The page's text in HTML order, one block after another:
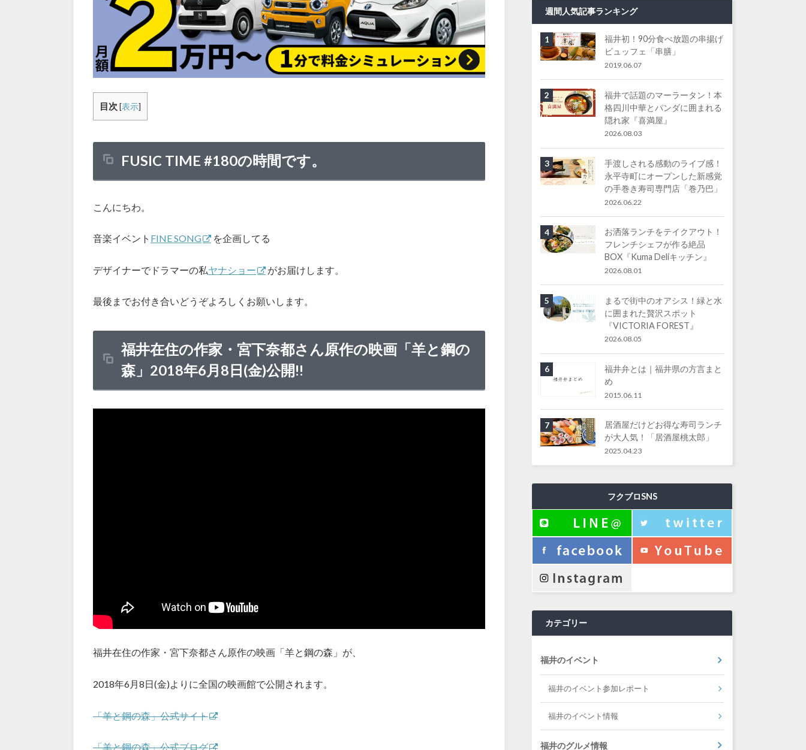
目次 [表示]
FUSIC TIME #180の時間です。
こんにちわ。
音楽イベント FINE SONG を企画してる
デザイナーでドラマーの私ヤナショー がお届けします。
最後までお付き合いどうぞよろしくお願いします。
福井在住の作家・宮下奈都さん原作の映画「羊と鋼の
森」2018年6月8日(金)公開!!
福井在住の作家・宮下奈都さん原作の映画「羊と鋼の森」が、
2018年6月8日(金)よりに全国の映画館で公開されます。
「羊と鋼の森」公式サイト
「羊と鋼の森」公式ブログ
週間人気記事ランキング
1
福井初！90分食べ放題の串揚げ
ビュッフェ「串膳」
2019.06.07
2
福井で話題のマーラータン！本
格四川中華とパンダに囲まれる
隠れ家『喜満屋』
2026.08.03
3
手渡しされる感動のライブ感！
永平寺町にオープンした新感覚
の手巻き寿司専門店「巻乃巴」
2026.06.22
4
お洒落ランチをテイクアウト！
フレンチシェフが作る絶品
BOX『Kuma Deliキッチン』
2026.08.01
5
まるで街中のオアシス！緑と水
に囲まれた贅沢スポット
『VICTORIA FOREST』
2026.08.05
6
福井弁とは｜福井県の方言まと
め
2015.06.11
7
居酒屋だけどお得な寿司ランチ
が大人気！「居酒屋桃太郎」
2025.04.23
フクブロSNS
カテゴリー
福井のイベント
福井のイベント参加レポート
福井のイベント情報
福井のグルメ情報